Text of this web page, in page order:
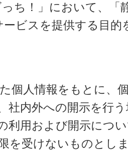
ち！」において、「
ビスを提供する目的
個人情報をもとに、
社内外への開示を行
利用および開示につ
を受けないものとし